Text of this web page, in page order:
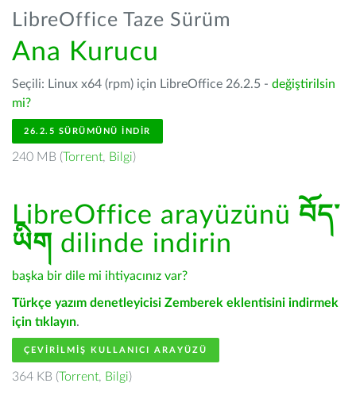
LibreOffice Taze Sürüm
Ana Kurucu
Seçili: Linux x64 (rpm) için LibreOffice 26.2.5 - değiştirilsin
mi?
26.2.5 SÜRÜMÜNÜ İNDIR
240 MB (Torrent, Bilgi)
LibreOffice arayüzünü བོད་
ཡིག dilinde indirin
başka bir dile mi ihtiyacınız var?
Türkçe yazım denetleyicisi Zemberek eklentisini indirmek
için tıklayın.
ÇEVIRILMIŞ KULLANICI ARAYÜZÜ
364 KB (Torrent, Bilgi)